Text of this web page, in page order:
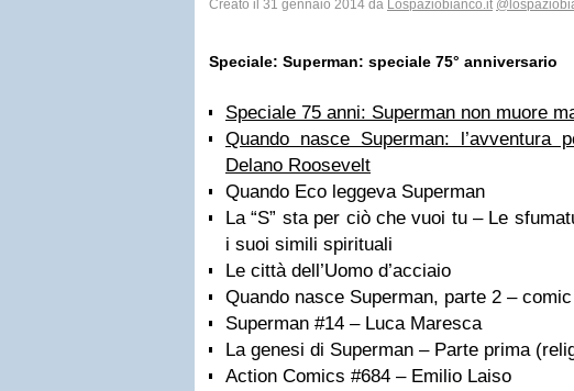
Creato il 31 gennaio 2014 da Lospaziobianco.it
Speciale: Superman: speciale 75° anniversario
Speciale 75 anni: Superman non muore
Quando nasce Superman: l’avventura
Delano Roosevelt
Quando Eco leggeva Superman
La “S” sta per ciò che vuoi tu – Le
i suoi simili spirituali
Le città dell’Uomo d’acciaio
Quando nasce Superman, parte 2 –
Superman #14 – Luca Maresca
La genesi di Superman – Parte prima
Action Comics #684 – Emilio Laiso